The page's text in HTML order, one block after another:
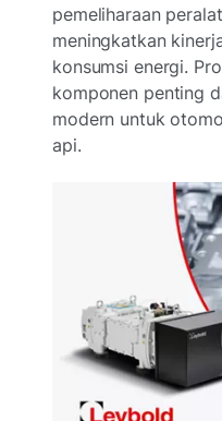
pemeliharaan
meningkatkan
konsumsi energi.
komponen penting
modern untuk
api.